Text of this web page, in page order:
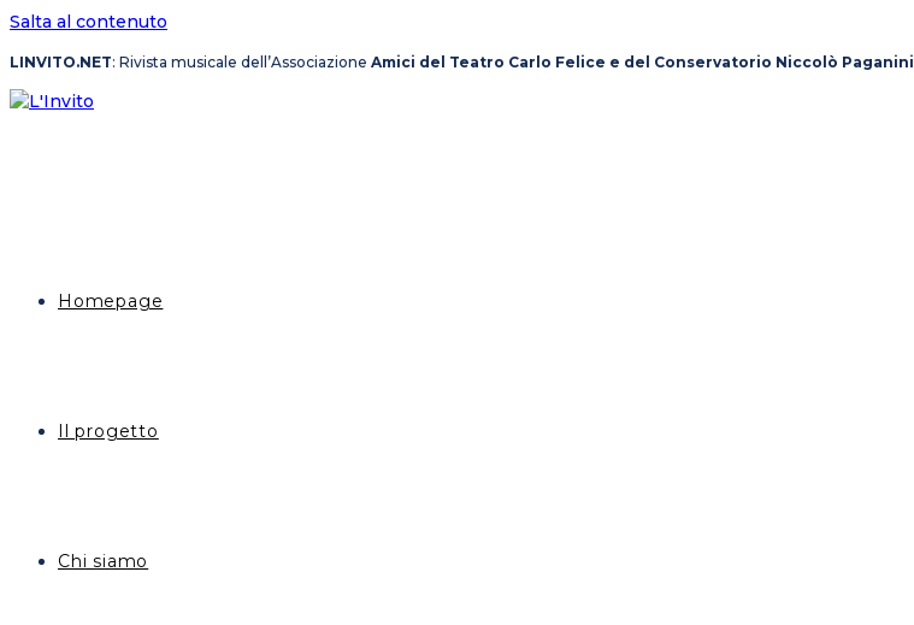
Salta al contenuto
LINVITO.NET: Rivista musicale dell’Associazione Amici del Teatro Carlo Felice e del Conservatorio Niccolò Paganini
Homepage
Il progetto
Chi siamo